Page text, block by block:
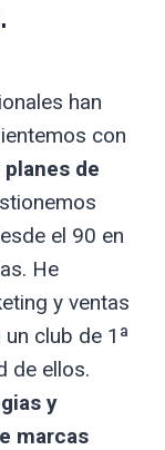
han
con
de
el 90 en
He
y ventas
club de 1ª
de ellos.
y
marcas